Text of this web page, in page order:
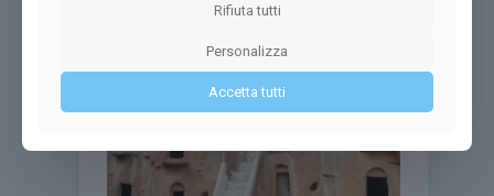
Rifiuta tutti
Personalizza
Accetta tutti